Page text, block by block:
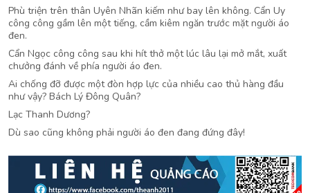
Phù triện trên thân Uyên Nhãn kiếm như bay lên không. Cẩn Uy
công công gầm lên một tiếng, cầm kiêm ngăn trước mặt người áo
đen.
Cẩn Ngọc công công sau khi hít thở một lúc lâu lại mở mắt, xuất
chưởng đánh về phía người áo đen.
Ai chống đỡ được một đòn hợp lực của nhiều cao thủ hàng đầu
như vậy? Bách Lý Đông Quân?
Lạc Thanh Dương?
Dù sao cũng không phải người áo đen đang đứng đây!